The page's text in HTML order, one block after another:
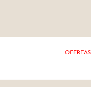
OFERTAS